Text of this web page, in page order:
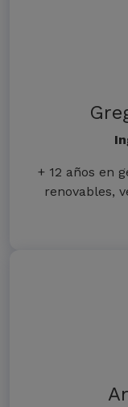
+ 12 años en
renovables,